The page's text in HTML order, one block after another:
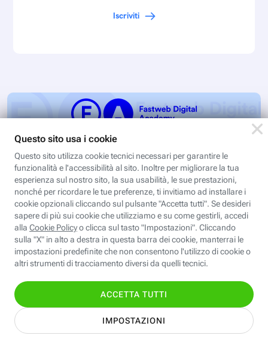
Iscriviti
Low-Code/No-Code: sbloccare
efficienza, innovazione e crescita
con l'automazione e le applicazioni
senza codice
Iscriviti